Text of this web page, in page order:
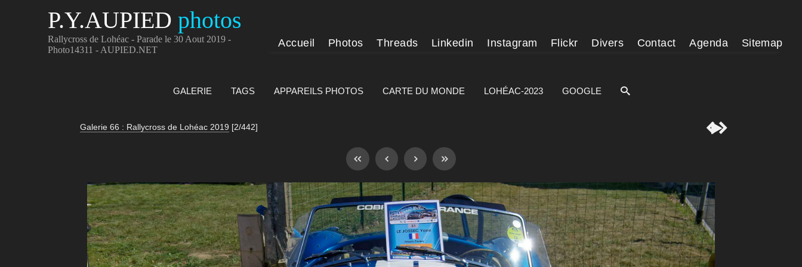
P.Y.AUPIED photos
Rallycross de Lohéac - Parade le 30 Aout 2019 -
Photo14311 - AUPIED.NET
Accueil Photos Threads Linkedin Instagram Flickr Divers Contact Agenda Sitemap
GALERIE TAGS APPAREILS PHOTOS CARTE DU MONDE LOHÉAC-2023 GOOGLE
Galerie 66 : Rallycross de Lohéac 2019 [2/442] 